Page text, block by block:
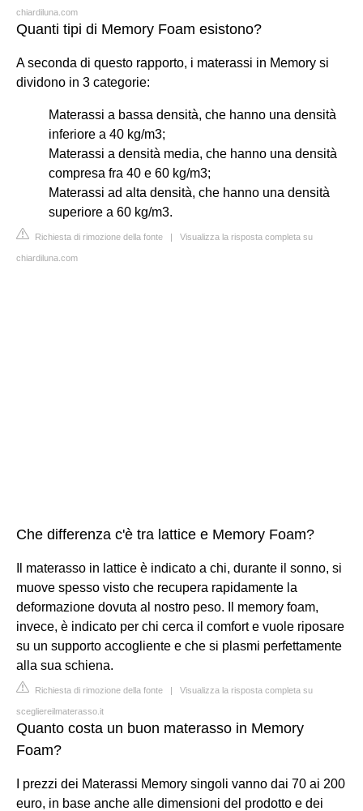
chiardiluna.com
Quanti tipi di Memory Foam esistono?
A seconda di questo rapporto, i materassi in Memory si
dividono in 3 categorie:
Materassi a bassa densità, che hanno una densità
inferiore a 40 kg/m3;
Materassi a densità media, che hanno una densità
compresa fra 40 e 60 kg/m3;
Materassi ad alta densità, che hanno una densità
superiore a 60 kg/m3.
Richiesta di rimozione della fonte | Visualizza la risposta completa su
chiardiluna.com
Che differenza c'è tra lattice e Memory Foam?
Il materasso in lattice è indicato a chi, durante il sonno, si
muove spesso visto che recupera rapidamente la
deformazione dovuta al nostro peso. Il memory foam,
invece, è indicato per chi cerca il comfort e vuole riposare
su un supporto accogliente e che si plasmi perfettamente
alla sua schiena.
Richiesta di rimozione della fonte | Visualizza la risposta completa su
scegliereilmaterasso.it
Quanto costa un buon materasso in Memory
Foam?
I prezzi dei Materassi Memory singoli vanno dai 70 ai 200
euro, in base anche alle dimensioni del prodotto e dei